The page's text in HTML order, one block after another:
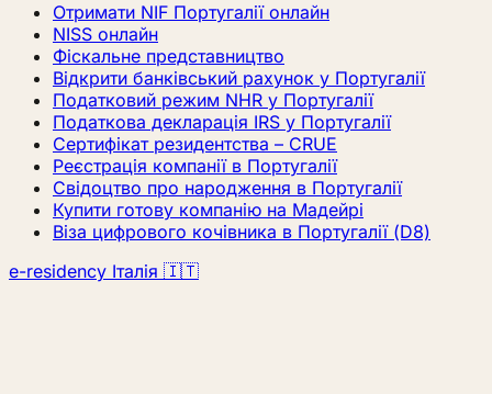
Отримати NIF Португалії онлайн
NISS онлайн
Фіскальне представництво
Відкрити банківський рахунок у Португалії
Податковий режим NHR у Португалії
Податкова декларація IRS у Португалії
Сертифікат резидентства – CRUE
Реєстрація компанії в Португалії
Свідоцтво про народження в Португалії
Купити готову компанію на Мадейрі
Віза цифрового кочівника в Португалії (D8)
e-residency Італія 🇮🇹